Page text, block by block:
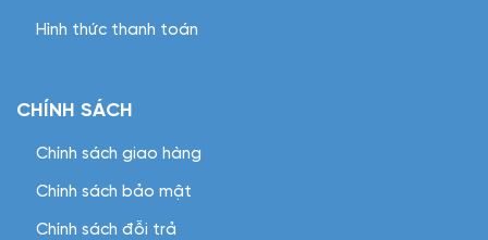
Hình thức thanh toán
CHÍNH SÁCH
Chính sách giao hàng
Chính sách bảo mật
Chính sách đỗi trả